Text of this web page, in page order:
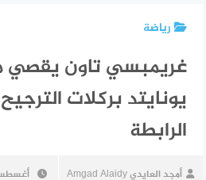
رياضة
غريمبسي تاون يقصي
يونايتد بركلات
الرابطة
أمجد العايدي Amgad Alaidy أغسطس 27,